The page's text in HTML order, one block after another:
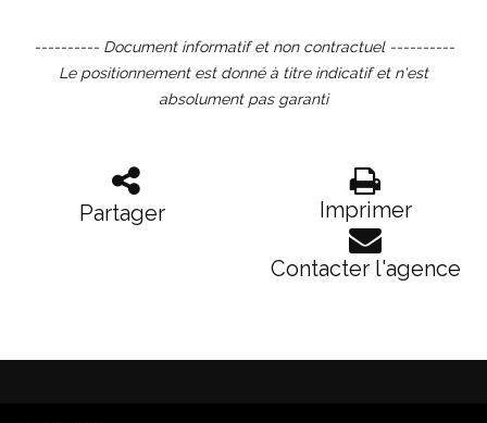
---------- Document informatif et non contractuel ----------
Le positionnement est donné à titre indicatif et n'est
absolument pas garanti
Partager Imprimer
Contacter l'agence